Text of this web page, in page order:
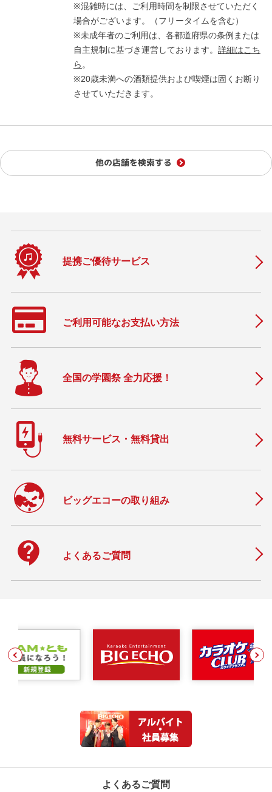
※混雑時には、ご利用時間を制限させていただく
場合がございます。（フリータイムを含む）
※未成年者のご利用は、各都道府県の条例または
自主規制に基づき運営しております。 詳細はこち
ら。
※20歳未満への酒類提供および喫煙は固くお断り
させていただきます。
他の店舗を検索する
提携ご優待サービス
ご利用可能なお支払い方法
全国の学園祭 全力応援！
無料サービス・無料貸出
ビッグエコーの取り組み
contact_support よくあるご質問
よくあるご質問